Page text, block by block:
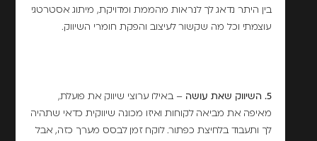
בין היתר נדאג לך לנראות מהממת ומדויקת, מיתוג אסטרטגי
עוצמתי וכל מה שקשור לעיצוב והפקת חומרי השיווק.
5. השיווק שאת עושה
– באילו ערוצי שיווק את פועלת,
מאיפה את מביאה לקוחות ואיזו מכונה שיווקית כדאי שתהיה
לך ותעבוד בלחיצת כפתור. לוקח זמן לבסס מערך כזה, אבל